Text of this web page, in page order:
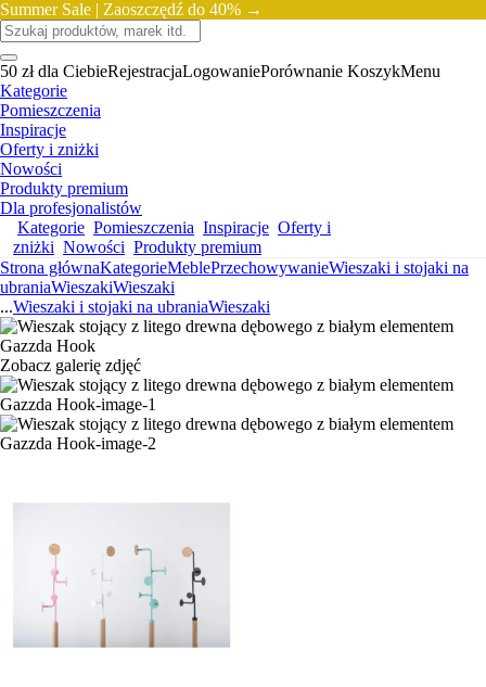
Summer Sale | Zaoszczędź do 40% →
50 zł dla CiebieRejestracjaLogowaniePorównanie KoszykMenu
Kategorie
Pomieszczenia
Inspiracje
Oferty i zniżki
Nowości
Produkty premium
Dla profesjonalistów
Kategorie Pomieszczenia Inspiracje Oferty i
zniżki Nowości Produkty premium
Strona głównaKategorieMeblePrzechowywanieWieszaki i stojaki na
ubraniaWieszakiWieszaki
...Wieszaki i stojaki na ubraniaWieszaki
Zobacz galerię zdjęć